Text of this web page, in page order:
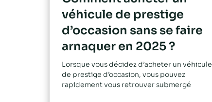
véhicule de prestige
d’occasion sans se faire
arnaquer en 2025 ?
Lorsque vous décidez d’acheter un véhicule
de prestige d’occasion, vous pouvez
rapidement vous retrouver submergé